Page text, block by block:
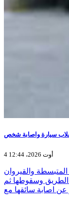
سيارة واصابة شخص
4 أوت 2026، 12:44
والقيروان
وسقوطها ثم